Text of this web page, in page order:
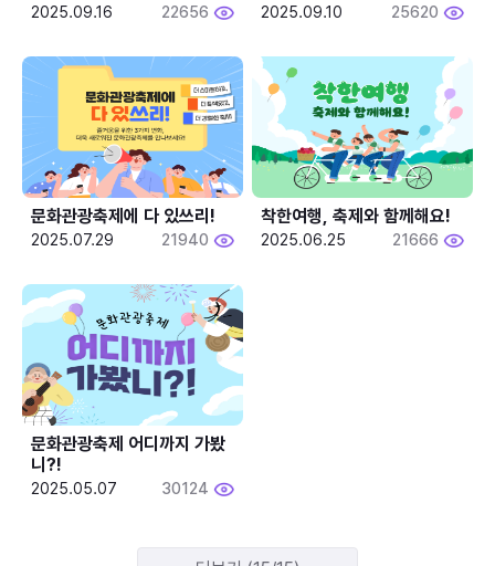
2025.09.16 22656 2025.09.10 25620
문화관광축제에 다 있쓰리!
2025.07.29 21940
착한여행, 축제와 함께해요!
2025.06.25 21666
문화관광축제 어디까지 가봤
니?!
2025.05.07 30124